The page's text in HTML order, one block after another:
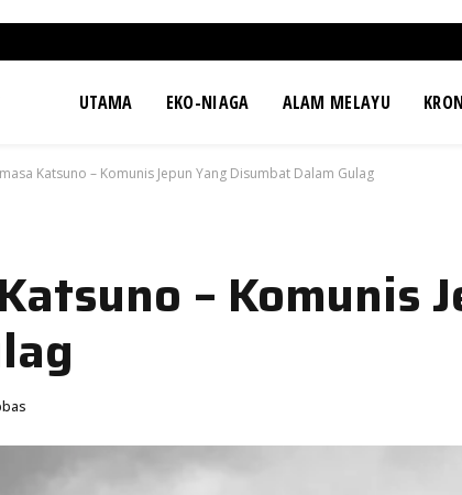
UTAMA EKO-NIAGA ALAM MELAYU
Katsuno – Komunis Jepun Yang Disumbat Dalam Gulag
– Komunis